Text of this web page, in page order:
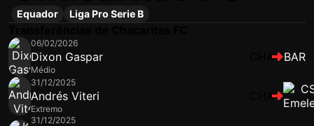
Equador Liga Pro Serie B
06/02/2026
Dixon Gaspar
Médio
CHA BAR
31/12/2025
Andrés Viteri
Extremo
CHA
31/12/2025